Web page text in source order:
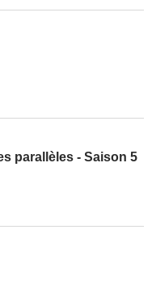
parallèles - Saison 5